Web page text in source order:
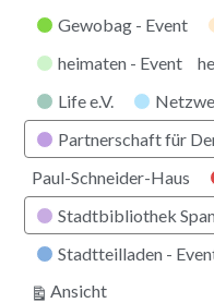
Gewobag - Event
heimaten - Event
Life e.V.
Partnerschaft für
Paul-Schneider-Haus
Stadtbibliothek
Stadtteilladen -
Ansichtausdrucken